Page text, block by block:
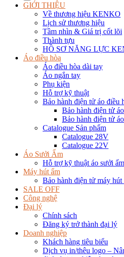
GIỚI THIỆU
Về thương hiệu KENKO
Lịch sử thương hiệu
Tầm nhìn & Giá trị cốt lõi
Thành tựu
HỒ SƠ NĂNG LỰC
Áo điều hòa
Áo điều hòa dài tay
Áo ngắn tay
Phụ kiện
Hỗ trợ kỹ thuật
Bảo hành điện tử áo điều
Bảo hành điện tử
Bảo hành điện tử
Catalogue Sản phẩm
Catalogue 28V
Catalogue 22V
Áo Sưởi Ấm
Hỗ trợ kỹ thuật áo sưởi ấm
Máy hút ẩm
Bảo hành điện tử máy hút
SALE OFF
Công nghệ
Đại lý
Chính sách
Đăng ký trở thành đại lý
Doanh nghiệp
Khách hàng tiêu biểu
Dịch vụ in/thêu logo –